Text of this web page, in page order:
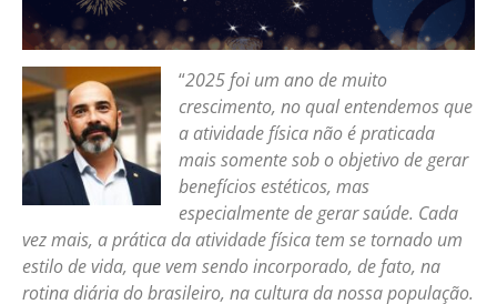
“2025 foi um ano de muito
crescimento, no qual entendemos que
a atividade física não é praticada
mais somente sob o objetivo de gerar
benefícios estéticos, mas
especialmente de gerar saúde. Cada
vez mais, a prática da atividade física tem se tornado um
estilo de vida, que vem sendo incorporado, de fato, na
rotina diária do brasileiro, na cultura da nossa população.